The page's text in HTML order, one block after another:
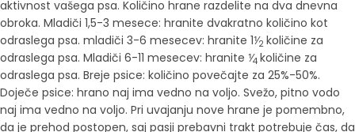
aktivnost vašega psa. Količino hrane razdelite na dva dnevna
obroka. Mladiči 1,5-3 mesece: hranite dvakratno količino kot
odraslega psa. mladiči 3-6 mesecev: hranite 1⅟2 količine za
odraslega psa. Mladiči 6-11 mesecev: hranite ⅟4 količine za
odraslega psa. Breje psice: količino povečajte za 25%-50%.
Doječe psice: hrano naj ima vedno na voljo. Svežo, pitno vodo
naj ima vedno na voljo. Pri uvajanju nove hrane je pomembno,
da je prehod postopen, saj pasji prebavni trakt potrebuje čas, da